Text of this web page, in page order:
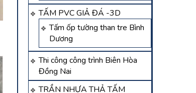
TẤM PVC GIẢ ĐÁ -3D
Tấm ốp tường than tre Bình
Dương
Thi công công trình Biên Hòa
Đồng Nai
TRẦN NHỰA THẢ TẤM